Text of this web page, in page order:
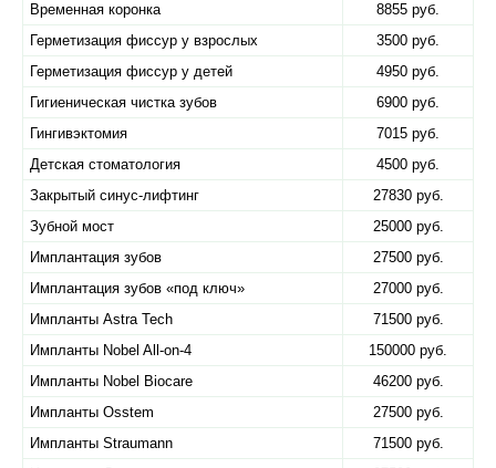
Временная коронка
8855 руб.
Герметизация фиссур у взрослых
3500 руб.
Герметизация фиссур у детей
4950 руб.
Гигиеническая чистка зубов
6900 руб.
Гингивэктомия
7015 руб.
Детская стоматология
4500 руб.
Закрытый синус-лифтинг
27830 руб.
Зубной мост
25000 руб.
Имплантация зубов
27500 руб.
Имплантация зубов «под ключ»
27000 руб.
Импланты Astra Tech
71500 руб.
Импланты Nobel All-on-4
150000 руб.
Импланты Nobel Biocare
46200 руб.
Импланты Osstem
27500 руб.
Импланты Straumann
71500 руб.